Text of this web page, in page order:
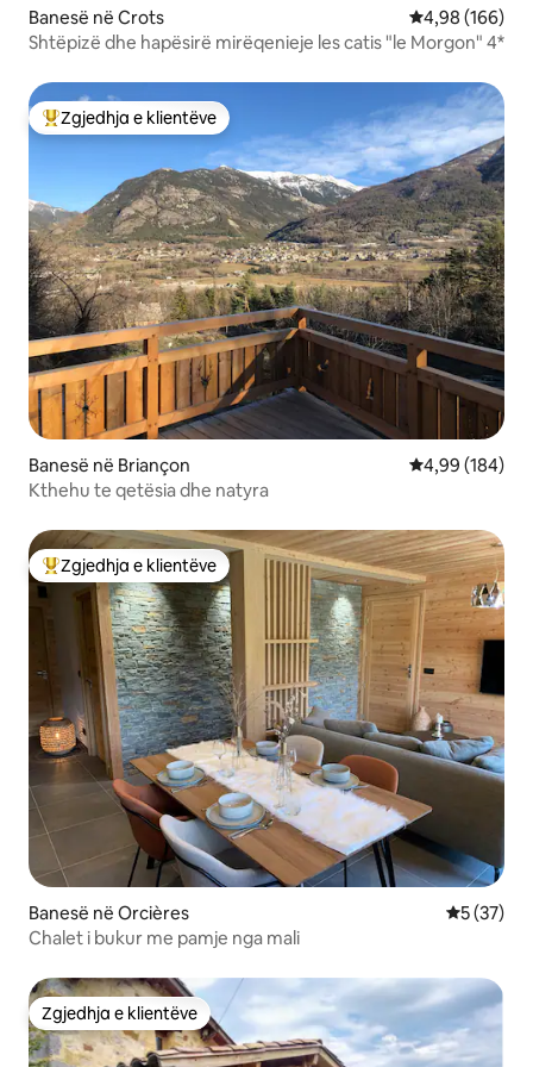
Banesë në Crots Vlerësimi
4,98 (166)
Shtëpizë dhe hapësirë mirëqenieje les catis "le Morgon" 4*
Më të mirat e zgjedhjeve të klientëve
Zgjedhja e klientëve
Banesë në Briançon Vlerësimi
4,99 (184)
Kthehu te qetësia dhe natyra
Më të mirat e zgjedhjeve të klientëve
Zgjedhja e klientëve
Banesë në Orcières Vlerësimi
5 (37)
Chalet i bukur me pamje nga mali
Zgjedhja e klientëve
Zgjedhja e klientëve